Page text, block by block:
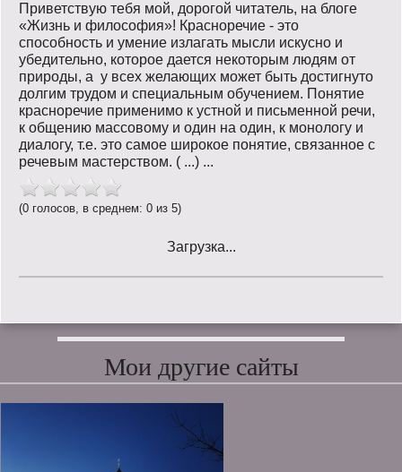
Приветствую тебя мой, дорогой читатель, на блоге
«Жизнь и философия»! Красноречие - это
способность и умение излагать мысли искусно и
убедительно, которое дается некоторым людям от
природы, а у всех желающих может быть достигнуто
долгим трудом и специальным обучением. Понятие
красноречие применимо к устной и письменной речи,
к общению массовому и один на один, к монологу и
диалогу, т.е. это самое широкое понятие, связанное с
речевым мастерством. ( ...) ...
(0 голосов, в среднем: 0 из 5)
Загрузка...
Мои другие сайты